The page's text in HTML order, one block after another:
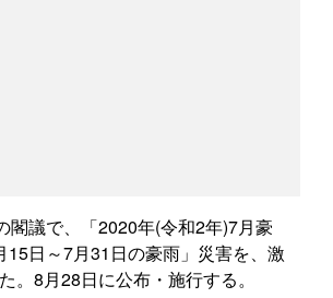
閣議で、「2020年(令和2年)7月豪
15日～7月31日の豪雨」災害を、激
。8月28日に公布・施行する。